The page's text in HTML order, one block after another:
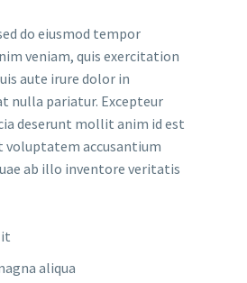
do eiusmod tempor
veniam, quis exercitation
aute irure dolor in
nulla pariatur. Excepteur
deserunt mollit anim id est
voluptatem accusantium
ab illo inventore veritatis
aliqua